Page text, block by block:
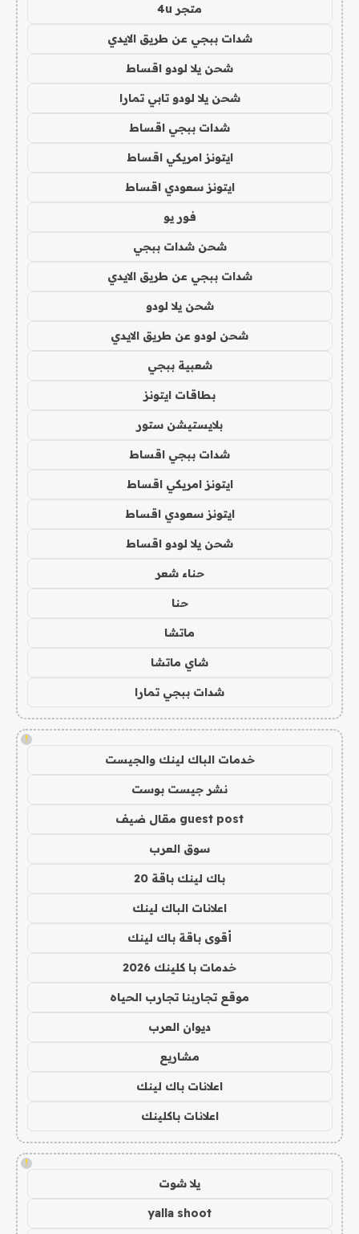
متجر 4u
شدات ببجي عن طريق الايدي
شحن يلا لودو اقساط
شحن يلا لودو تابي تمارا
شدات ببجي اقساط
ايتونز امريكي اقساط
ايتونز سعودي اقساط
فور يو
شحن شدات ببجي
شدات ببجي عن طريق الايدي
شحن يلا لودو
شحن لودو عن طريق الايدي
شعبية ببجي
بطاقات ايتونز
بلايستيشن ستور
شدات ببجي اقساط
ايتونز امريكي اقساط
ايتونز سعودي اقساط
شحن يلا لودو اقساط
حناء شعر
حنا
ماتشا
شاي ماتشا
شدات ببجي تمارا
!
خدمات الباك لينك والجيست
نشر جيست بوست
guest post مقال ضيف
سوق العرب
باك لينك باقة 20
اعلانات الباك لينك
أقوى باقة باك لينك
خدمات با كلينك 2026
موقع تجاربنا تجارب الحياه
ديوان العرب
مشاريع
اعلانات باك لينك
اعلانات باكلينك
!
يلا شوت
yalla shoot